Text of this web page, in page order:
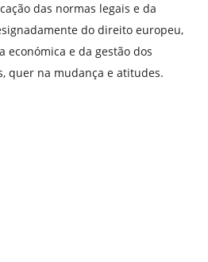
das normas legais e da
do direito europeu,
económica e da gestão dos
quer na mudança e atitudes.